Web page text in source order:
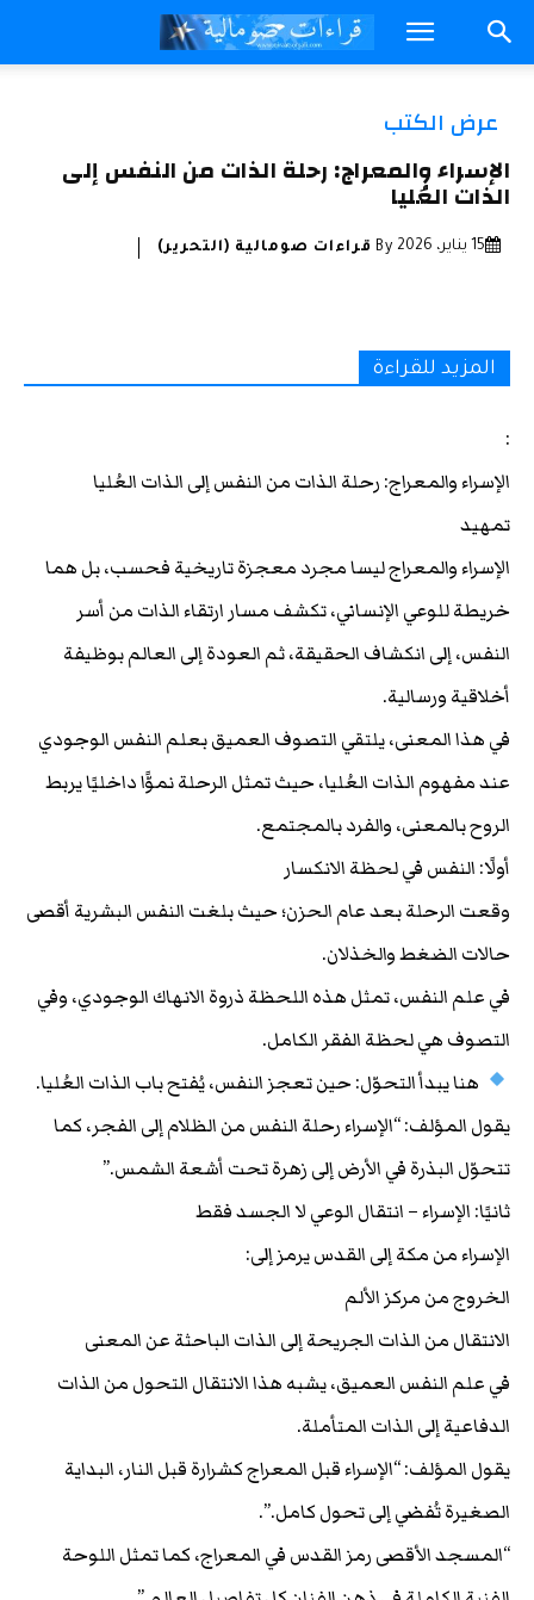
عرض الكتب
الإسراء والمعراج: رحلة الذات من النفس إلى
الذات العُليا
15 يناير، 2026 By قراءات صومالية (التحرير)
المزيد للقراءة
:
الإسراء والمعراج: رحلة الذات من النفس إلى الذات العُليا
تمهيد
الإسراء والمعراج ليسا مجرد معجزة تاريخية فحسب، بل هما
خريطة للوعي الإنساني، تكشف مسار ارتقاء الذات من أسر
النفس، إلى انكشاف الحقيقة، ثم العودة إلى العالم بوظيفة
أخلاقية ورسالية.
في هذا المعنى، يلتقي التصوف العميق بعلم النفس الوجودي
عند مفهوم الذات العُليا، حيث تمثل الرحلة نموًّا داخليًا يربط
الروح بالمعنى، والفرد بالمجتمع.
أولًا: النفس في لحظة الانكسار
وقعت الرحلة بعد عام الحزن؛ حيث بلغت النفس البشرية أقصى
حالات الضغط والخذلان.
في علم النفس، تمثل هذه اللحظة ذروة الانهاك الوجودي، وفي
التصوف هي لحظة الفقر الكامل.
هنا يبدأ التحوّل: حين تعجز النفس، يُفتح باب الذات العُليا.
يقول المؤلف: “الإسراء رحلة النفس من الظلام إلى الفجر، كما
تتحوّل البذرة في الأرض إلى زهرة تحت أشعة الشمس.”
ثانيًا: الإسراء – انتقال الوعي لا الجسد فقط
الإسراء من مكة إلى القدس يرمز إلى:
الخروج من مركز الألم
الانتقال من الذات الجريحة إلى الذات الباحثة عن المعنى
في علم النفس العميق، يشبه هذا الانتقال التحول من الذات
الدفاعية إلى الذات المتأملة.
يقول المؤلف: “الإسراء قبل المعراج كشرارة قبل النار، البداية
الصغيرة تُفضي إلى تحول كامل.”.
“المسجد الأقصى رمز القدس في المعراج، كما تمثل اللوحة